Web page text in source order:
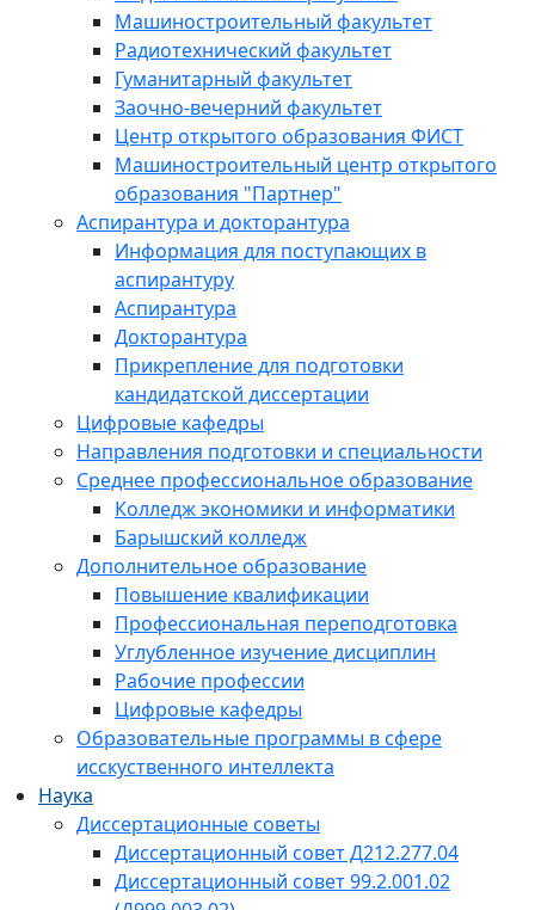
Машиностроительный факультет
Радиотехнический факультет
Гуманитарный факультет
Заочно-вечерний факультет
Центр открытого образования ФИСТ
Машиностроительный центр открытого
образования "Партнер"
Аспирантура и докторантура
Информация для поступающих в
аспирантуру
Аспирантура
Докторантура
Прикрепление для подготовки
кандидатской диссертации
Цифровые кафедры
Направления подготовки и специальности
Среднее профессиональное образование
Колледж экономики и информатики
Барышский колледж
Дополнительное образование
Повышение квалификации
Профессиональная переподготовка
Углубленное изучение дисциплин
Рабочие профессии
Цифровые кафедры
Образовательные программы в сфере
исскуственного интеллекта
Наука
Диссертационные советы
Диссертационный совет Д212.277.04
Диссертационный совет 99.2.001.02